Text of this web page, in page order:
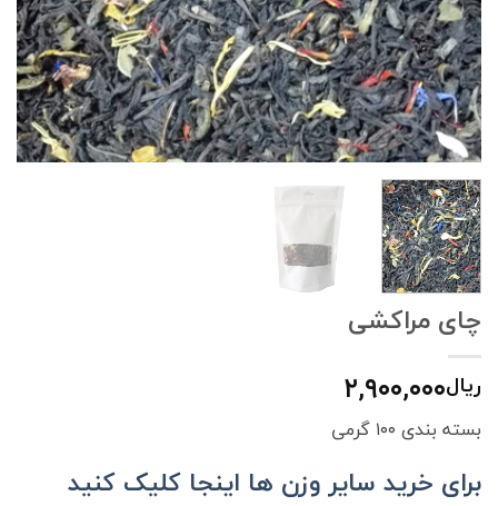
چای مراکشی
ریال۲,۹۰۰,۰۰۰
بسته بندی ۱۰۰ گرمی
برای خرید سایر وزن ها اینجا کلیک کنید